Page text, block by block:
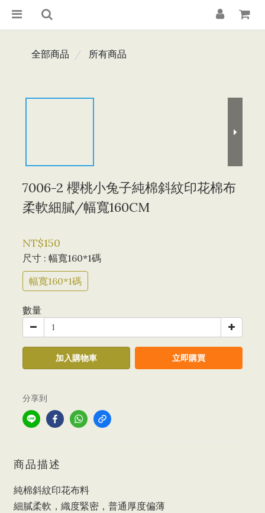
全部商品 所有商品
7006-2 櫻桃小兔子純棉斜紋印花棉布
柔軟細膩/幅寬160CM
NT$150
尺寸 : 幅寬160*1碼
幅寬160*1碼
數量
加入購物車 立即購買
分享到
商品描述
純棉斜紋印花布料
細膩柔軟，織度緊密，普通厚度偏薄